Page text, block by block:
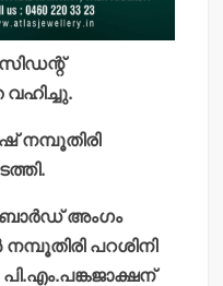
നമ്പൂതിരി
ബോര്‍ഡ് അംഗം
പറശിനി
പി.എം.പങ്കജാക്ഷന്